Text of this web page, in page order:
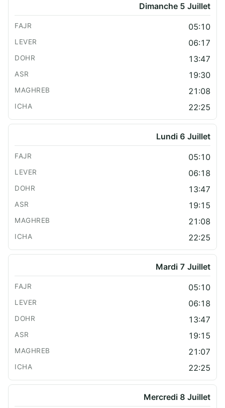
Dimanche 5 Juillet
05:10
06:17
13:47
19:30
21:08
22:25
Lundi 6 Juillet
05:10
06:18
13:47
19:15
21:08
22:25
Mardi 7 Juillet
05:10
06:18
13:47
19:15
21:07
22:25
Mercredi 8 Juillet